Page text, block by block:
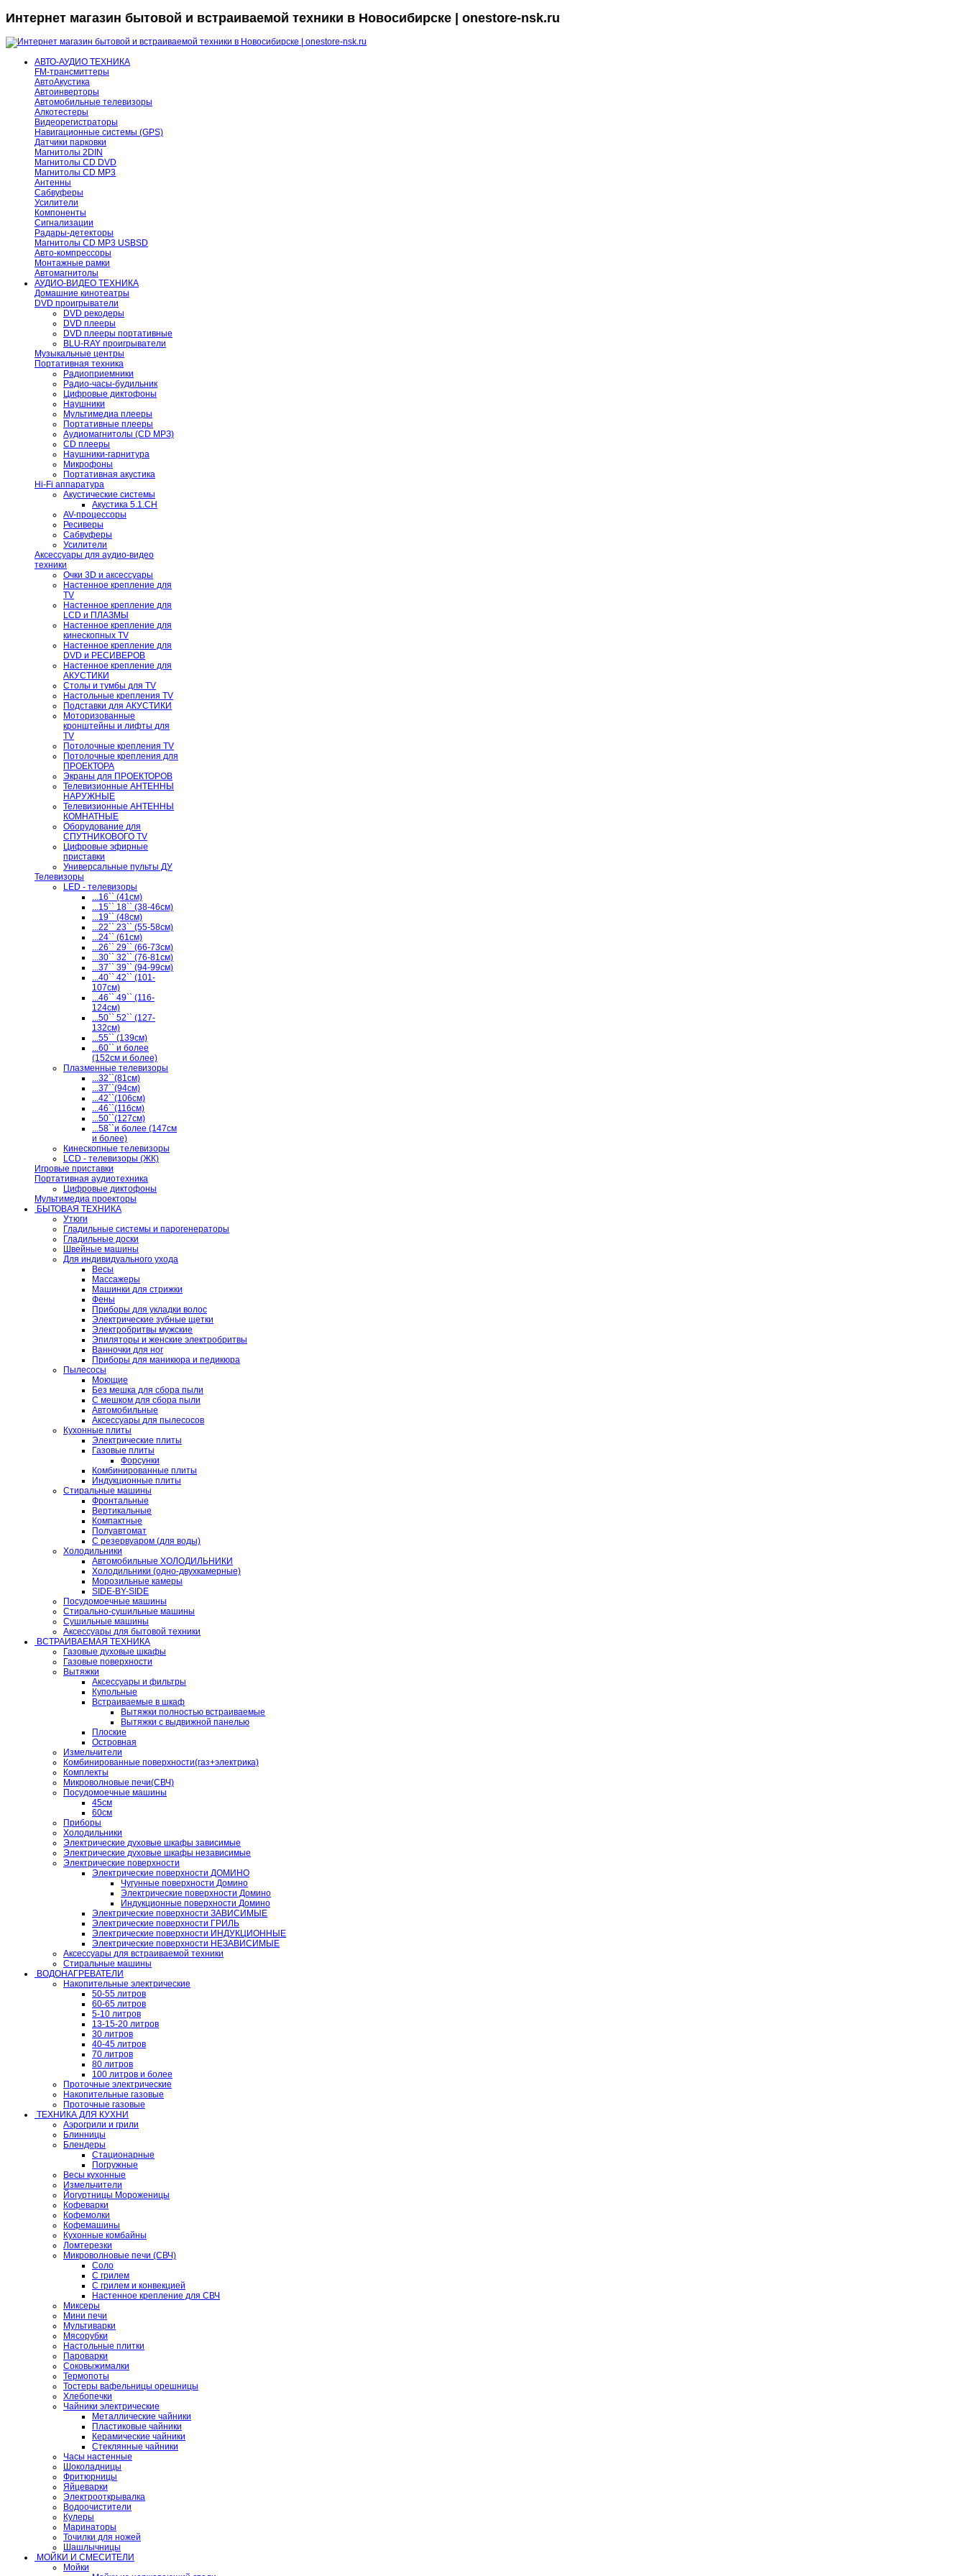
Интернет магазин бытовой и встраиваемой техники в Новосибирске | onestore-nsk.ru
АВТО-АУДИО ТЕХНИКА
FM-трансмиттеры
АвтоАкустика
Автоинверторы
Автомобильные телевизоры
Алкотестеры
Видеорегистраторы
Навигационные системы (GPS)
Датчики парковки
Магнитолы 2DIN
Магнитолы CD DVD
Магнитолы CD MP3
Антенны
Сабвуферы
Усилители
Компоненты
Сигнализации
Радары-детекторы
Магнитолы CD MP3 USBSD
Авто-компрессоры
Монтажные рамки
Автомагнитолы
АУДИО-ВИДЕО ТЕХНИКА
Домашние кинотеатры
DVD проигрыватели
DVD рекодеры
DVD плееры
DVD плееры портативные
BLU-RAY проигрыватели
Музыкальные центры
Портативная техника
Радиоприемники
Радио-часы-будильник
Цифровые диктофоны
Наушники
Мультимедиа плееры
Портативные плееры
Аудиомагнитолы (CD МРЗ)
CD плееры
Наушники-гарнитура
Микрофоны
Портативная акустика
Hi-Fi аппаратура
Акустические системы
Акустика 5.1.CH
AV-процессоры
Ресиверы
Сабвуферы
Усилители
Аксессуары для аудио-видео
техники
Очки 3D и аксессуары
Настенное крепление для
TV
Настенное крепление для
LCD и ПЛАЗМЫ
Настенное крепление для
кинескопных TV
Настенное крепление для
DVD и РЕСИВЕРОВ
Настенное крепление для
АКУСТИКИ
Столы и тумбы для TV
Настольные крепления TV
Подставки для АКУСТИКИ
Моторизованные
кронштейны и лифты для
TV
Потолочные крепления TV
Потолочные крепления для
ПРОЕКТОРА
Экраны для ПРОЕКТОРОВ
Телевизионные АНТЕННЫ
НАРУЖНЫЕ
Телевизионные АНТЕННЫ
КОМНАТНЫЕ
Оборудование для
СПУТНИКОВОГО TV
Цифровые эфирные
приставки
Универсальные пульты ДУ
Телевизоры
LED - телевизоры
...16`` (41см)
...15`` 18`` (38-46см)
...19`` (48см)
...22`` 23`` (55-58см)
...24`` (61см)
...26`` 29`` (66-73см)
...30`` 32`` (76-81см)
...37`` 39`` (94-99см)
...40`` 42`` (101-
107см)
...46`` 49`` (116-
124см)
...50`` 52`` (127-
132см)
...55`` (139см)
...60`` и более
(152см и более)
Плазменные телевизоры
...32``(81см)
...37``(94см)
...42``(106см)
...46``(116см)
...50``(127см)
...58``и более (147см
и более)
Кинескопные телевизоры
LCD - телевизоры (ЖК)
Игровые приставки
Портативная аудиотехника
Цифровые диктофоны
Мультимедиа проекторы
БЫТОВАЯ ТЕХНИКА
Утюги
Гладильные системы и парогенераторы
Гладильные доски
Швейные машины
Для индивидуального ухода
Весы
Массажеры
Машинки для стрижки
Фены
Приборы для укладки волос
Электрические зубные щетки
Электробритвы мужские
Эпиляторы и женские электробритвы
Ванночки для ног
Приборы для маникюра и педикюра
Пылесосы
Моющие
Без мешка для сбора пыли
С мешком для сбора пыли
Автомобильные
Аксессуары для пылесосов
Кухонные плиты
Электрические плиты
Газовые плиты
Форсунки
Комбинированные плиты
Индукционные плиты
Стиральные машины
Фронтальные
Вертикальные
Компактные
Полуавтомат
С резервуаром (для воды)
Холодильники
Автомобильные ХОЛОДИЛЬНИКИ
Холодильники (одно-двухкамерные)
Морозильные камеры
SIDE-BY-SIDE
Посудомоечные машины
Стирально-сушильные машины
Сушильные машины
Аксессуары для бытовой техники
ВСТРАИВАЕМАЯ ТЕХНИКА
Газовые духовые шкафы
Газовые поверхности
Вытяжки
Аксессуары и фильтры
Купольные
Встраиваемые в шкаф
Вытяжки полностью встраиваемые
Вытяжки с выдвижной панелью
Плоские
Островная
Измельчители
Комбинированные поверхности(газ+электрика)
Комплекты
Микроволновые печи(СВЧ)
Посудомоечные машины
45см
60см
Приборы
Холодильники
Электрические духовые шкафы зависимые
Электрические духовые шкафы независимые
Электрические поверхности
Электрические поверхности ДОМИНО
Чугунные поверхности Домино
Электрические поверхности Домино
Индукционные поверхности Домино
Электрические поверхности ЗАВИСИМЫЕ
Электрические поверхности ГРИЛЬ
Электрические поверхности ИНДУКЦИОННЫЕ
Электрические поверхности НЕЗАВИСИМЫЕ
Аксессуары для встраиваемой техники
Стиральные машины
ВОДОНАГРЕВАТЕЛИ
Накопительные электрические
50-55 литров
60-65 литров
5-10 литров
13-15-20 литров
30 литров
40-45 литров
70 литров
80 литров
100 литров и более
Проточные электрические
Накопительные газовые
Проточные газовые
ТЕХНИКА ДЛЯ КУХНИ
Аэрогрили и грили
Блинницы
Блендеры
Стационарные
Погружные
Весы кухонные
Измельчители
Йогуртницы Мороженицы
Кофеварки
Кофемолки
Кофемашины
Кухонные комбайны
Ломтерезки
Микроволновые печи (СВЧ)
Соло
С грилем
С грилем и конвекцией
Настенное крепление для СВЧ
Миксеры
Мини печи
Мультиварки
Мясорубки
Настольные плитки
Пароварки
Соковыжималки
Термопоты
Тостеры вафельницы орешницы
Хлебопечки
Чайники электрические
Металлические чайники
Пластиковые чайники
Керамические чайники
Стеклянные чайники
Часы настенные
Шоколадницы
Фритюрницы
Яйцеварки
Электрооткрывалка
Водоочистители
Кулеры
Маринаторы
Точилки для ножей
Шашлычницы
МОЙКИ И СМЕСИТЕЛИ
Мойки